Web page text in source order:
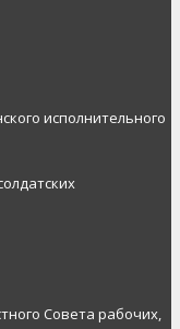
исполнительного
Совета рабочих,